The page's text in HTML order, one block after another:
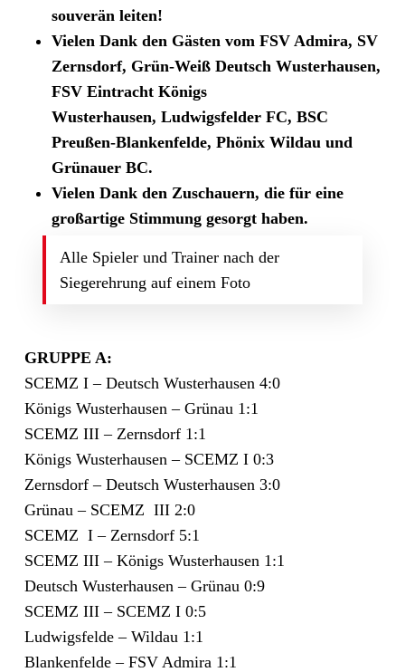
souverän leiten!
Vielen Dank den Gästen vom FSV Admira, SV
Zernsdorf, Grün-Weiß Deutsch Wusterhausen,
FSV Eintracht Königs
Wusterhausen, Ludwigsfelder FC, BSC
Preußen-Blankenfelde, Phönix Wildau und
Grünauer BC.
Vielen Dank den Zuschauern, die für eine
großartige Stimmung gesorgt haben.
Alle Spieler und Trainer nach der
Siegerehrung auf einem Foto
GRUPPE A:
SCEMZ I – Deutsch Wusterhausen 4:0
Königs Wusterhausen – Grünau 1:1
SCEMZ III – Zernsdorf 1:1
Königs Wusterhausen – SCEMZ I 0:3
Zernsdorf – Deutsch Wusterhausen 3:0
Grünau – SCEMZ III 2:0
SCEMZ I – Zernsdorf 5:1
SCEMZ III – Königs Wusterhausen 1:1
Deutsch Wusterhausen – Grünau 0:9
SCEMZ III – SCEMZ I 0:5
Ludwigsfelde – Wildau 1:1
Blankenfelde – FSV Admira 1:1